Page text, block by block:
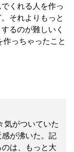
くれる人を作っ
それよりもっと
るのが難しいく
作っちゃったこと
気がついていた
が沸いた。記
は、もっと大